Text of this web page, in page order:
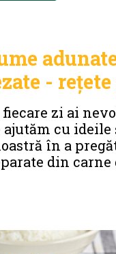
-
zi ai
cu ideile
în a
din carne